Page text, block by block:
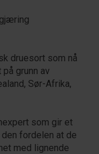
druesort som nå
grunn av
Sør-Afrika,
som gir et
fordelen at de
med lignende